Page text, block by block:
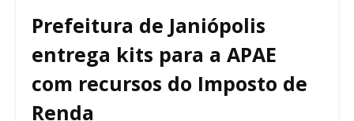
Prefeitura de Janiópolis
entrega kits para a APAE
com recursos do Imposto de
Renda